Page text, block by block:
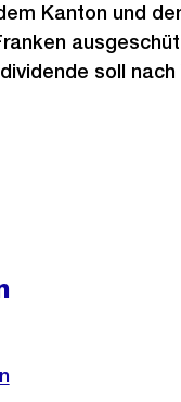
Kanton und
soll